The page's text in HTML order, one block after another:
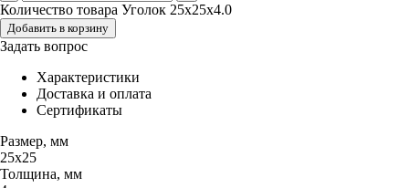
Количество товара Уголок 25х25х4.0
Добавить в корзину
Задать вопрос
Характеристики
Доставка и оплата
Сертификаты
Размер, мм
25х25
Толщина, мм